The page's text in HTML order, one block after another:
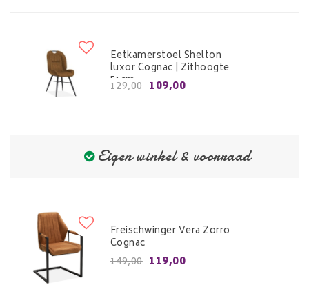
Eetkamerstoel Shelton
luxor Cognac | Zithoogte
51cm
129,00 109,00
Eigen winkel & voorraad
Freischwinger Vera Zorro
Cognac
149,00 119,00